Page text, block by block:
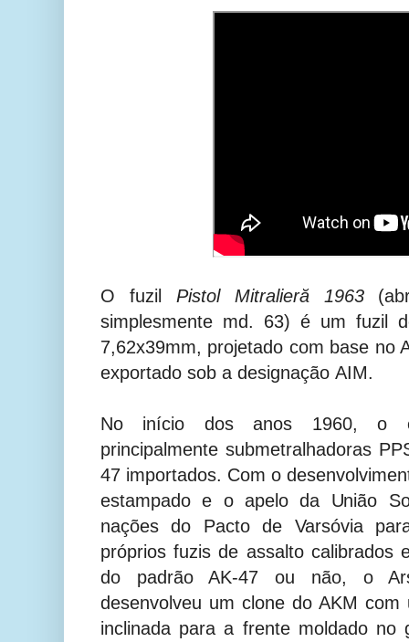
O fuzil Pistol Mitralieră 1963
simplesmente md. 63) é um fuzil
7,62x39mm, projetado com base no
exportado sob a designação AIM.
No início dos anos 1960, o
principalmente submetralhadoras
47 importados. Com o
estampado e o apelo da União
nações do Pacto de Varsóvia
próprios fuzis de assalto calibrados
do padrão AK-47 ou não, o
desenvolveu um clone do AKM com
inclinada para a frente moldado no